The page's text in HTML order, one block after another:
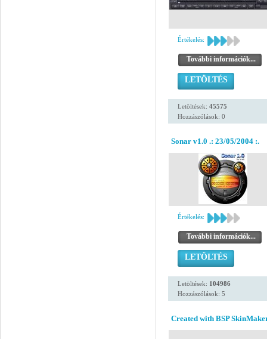
Értékelés:
További információk...
LETÖLTÉS
Letöltések: 45575
Hozzászólások: 0
Sonar v1.0 .: 23/05/2004 :.
Értékelés:
További információk...
LETÖLTÉS
Letöltések: 104986
Hozzászólások: 5
Created with BSP